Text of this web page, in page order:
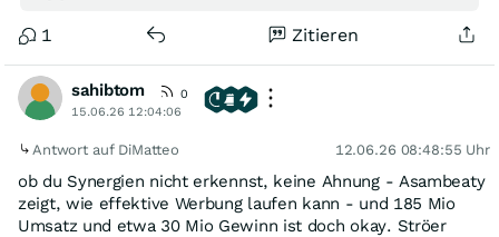
1 Zitieren
sahibtom
0
15.06.26 12:04:06
Antwort auf DiMatteo 12.06.26 08:48:55 Uhr
ob du Synergien nicht erkennst, keine Ahnung - Asambeaty
zeigt, wie effektive Werbung laufen kann - und 185 Mio
Umsatz und etwa 30 Mio Gewinn ist doch okay. Ströer